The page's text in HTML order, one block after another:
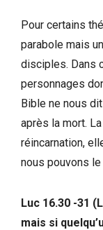
Pour certains
parabole mais
disciples. Dans
personnages
Bible ne nous
après la mort.
réincarnation,
nous pouvons
Luc 16.30 -31
mais si